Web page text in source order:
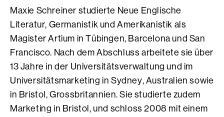
Maxie Schreiner studierte Neue Englische
Literatur, Germanistik und Amerikanistik als
Magister Artium in Tübingen, Barcelona und San
Francisco. Nach dem Abschluss arbeitete sie über
13 Jahre in der Universitätsverwaltung und im
Universitätsmarketing in Sydney, Australien sowie
in Bristol, Grossbritannien. Sie studierte zudem
Marketing in Bristol, und schloss 2008 mit einem